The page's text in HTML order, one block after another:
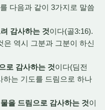
다음과 같이 3가지로 말씀
감사하는 것이다(골3:16).
역시 그분과 그분이 하신
로 감사하는 것이다(딤전
하는 기도를 드림으로 하나
을 드림으로 감사하는 것이